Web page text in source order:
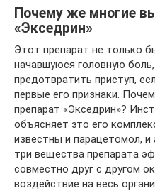
Почему же многие
«Экседрин»
Этот препарат не только
начавшуюся головную
предотвратить приступ,
первые его признаки.
препарат «Экседрин»?
объясняет это его
известны и парацетомол, и
три вещества препарата
совместно друг с другом
воздействие на весь